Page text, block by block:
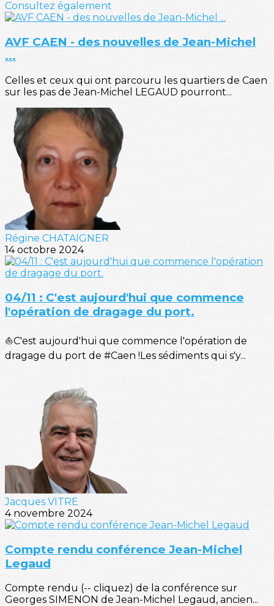
Consultez également
AVF CAEN - des nouvelles de Jean-Michel
...
Celles et ceux qui ont parcouru les quartiers de Caen
sur les pas de Jean-Michel LEGAUD pourront...
Régine CHATAIGNER
14 octobre 2024
04/11 : C'est aujourd'hui que commence
l'opération de dragage du port.
⛵C'est aujourd'hui que commence l'opération de
dragage du port de #Caen !Les sédiments qui s'y...
Jacques VITRE
4 novembre 2024
Compte rendu conférence Jean-Michel
Legaud
Compte rendu (-- cliquez) de la conférence sur
Georges SIMENON de Jean-Michel Legaud, ancien...